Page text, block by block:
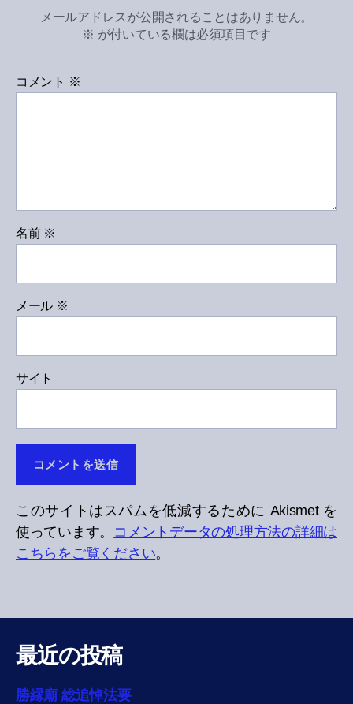
メールアドレスが公開されることはありません。
※ が付いている欄は必須項目です
コメント ※
名前 ※
メール ※
サイト
このサイトはスパムを低減するために Akismet を
使っています。 コメントデータの処理方法の詳細は
こちらをご覧ください。
最近の投稿
勝縁廟 総追悼法要